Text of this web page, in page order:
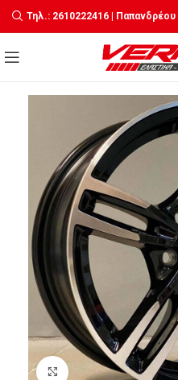
Τηλ.: 2610222416 | Παπανδρέου
Click to enlarge